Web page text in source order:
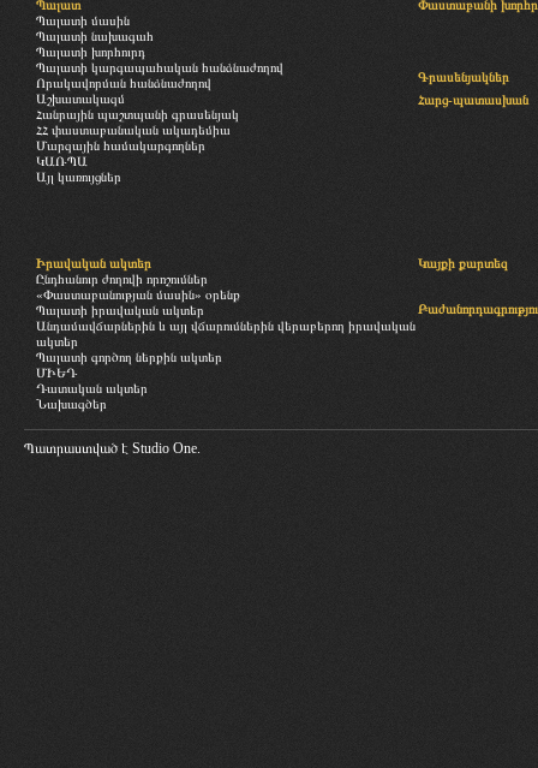
Պալատ
Պալատի մասին
Պալատի նախագահ
Պալատի խորհուրդ
Պալատի կարգապահական հանձնաժողով
Որակավորման հանձնաժողով
Աշխատակազմ
Հանրային պաշտպանի գրասենյակ
ՀՀ փաստաբանական ակադեմիա
Մարզային համակարգողներ
ԿԱՌՊԱ
Այլ կառույցներ
Փաստաբանի
Գրասենյակներ
Հարց-պատասխան
Իրավական ակտեր
Ընդհանուր ժողովի որոշումներ
«Փաստաբանության մասին» օրենք
Պալատի իրավական ակտեր
Անդամավճարներին և այլ վճարումներին վերաբերող իրավական
ակտեր
Պալատի գործող ներքին ակտեր
ՄԻԵԴ
Դատական ակտեր
Նախագծեր
Կայքի քարտեզ
Պատրաստված է Studio One.